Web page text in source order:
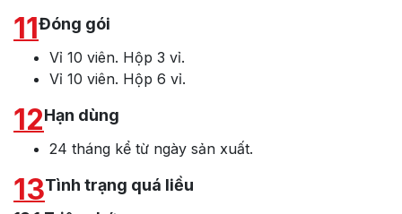
11Đóng gói
Vỉ 10 viên. Hộp 3 vỉ.
Vỉ 10 viên. Hộp 6 vỉ.
12Hạn dùng
24 tháng kể từ ngày sản xuất.
13Tình trạng quá liều